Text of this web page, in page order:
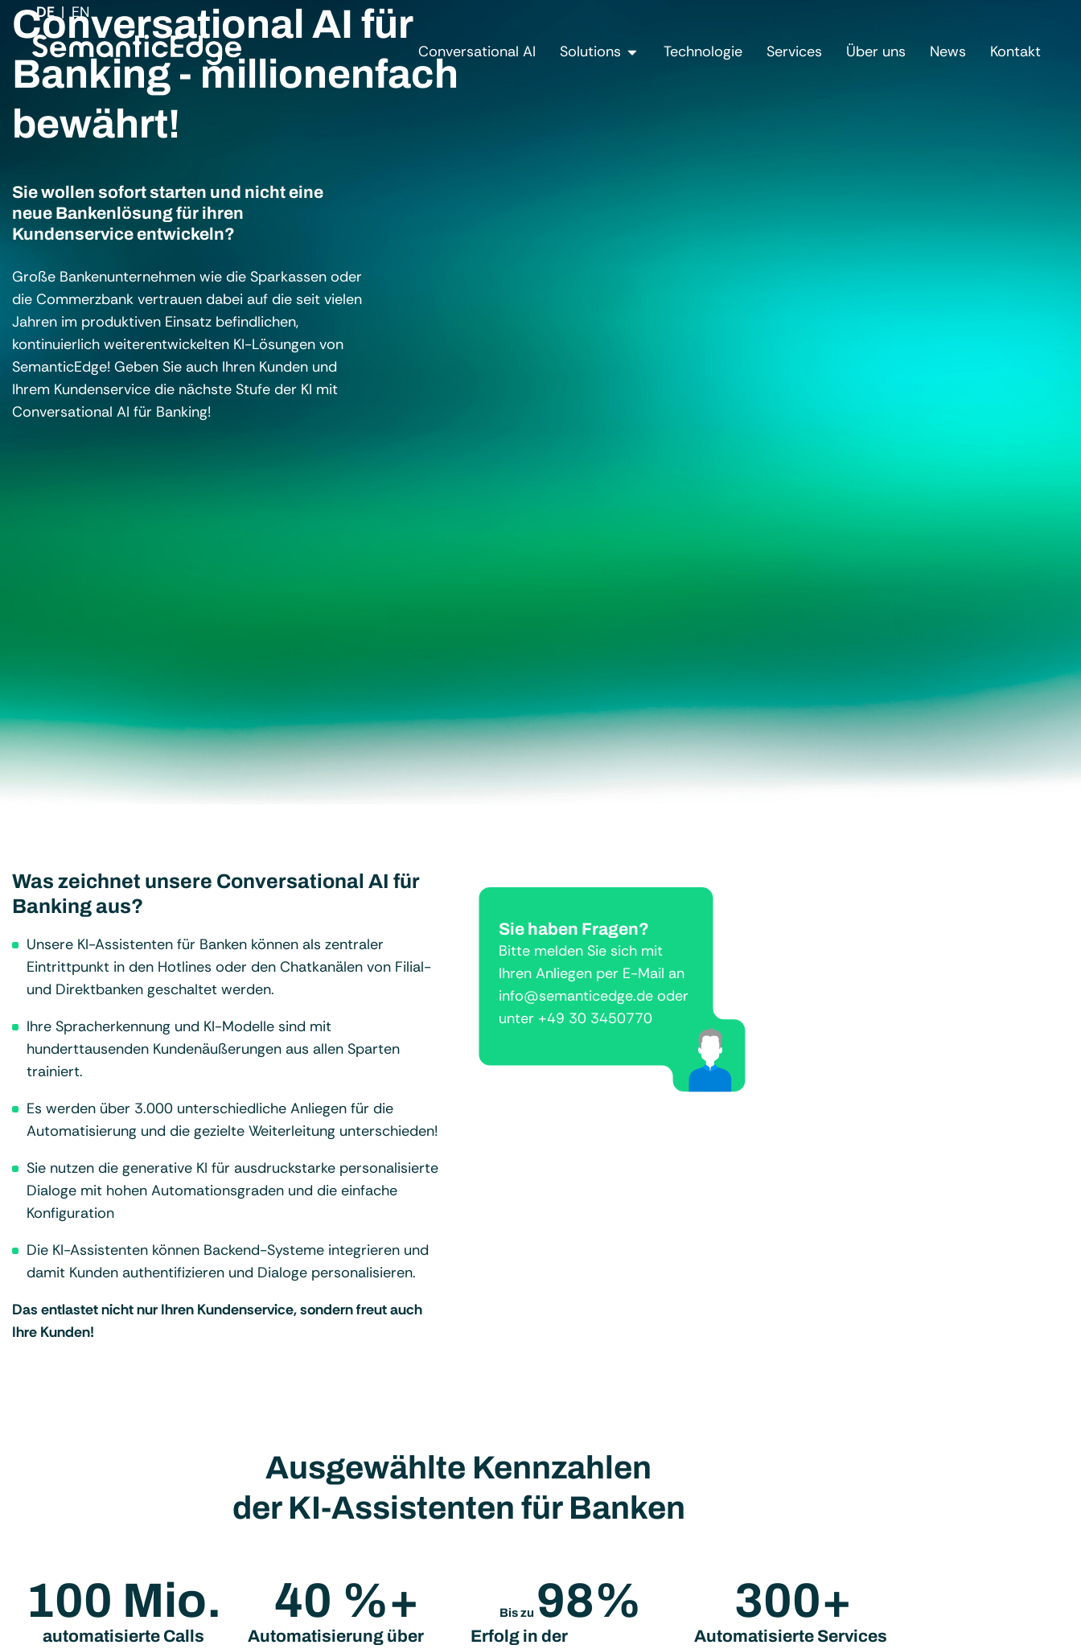
DE EN
Conversational AI Solutions Technologie Services Über uns News Kontakt
Conversational AI für
Banking - millionenfach
bewährt!
Sie wollen sofort starten und nicht eine
neue Bankenlösung für ihren
Kundenservice entwickeln?
Große Bankenunternehmen wie die Sparkassen oder
die Commerzbank vertrauen dabei auf die seit vielen
Jahren im produktiven Einsatz befindlichen,
kontinuierlich weiterentwickelten KI-Lösungen von
SemanticEdge! Geben Sie auch Ihren Kunden und
Ihrem Kundenservice die nächste Stufe der KI mit
Conversational AI für Banking!
Was zeichnet unsere Conversational AI für
Banking aus?
Unsere KI-Assistenten für Banken können als zentraler
Eintrittpunkt in den Hotlines oder den Chatkanälen von Filial-
und Direktbanken geschaltet werden.
Ihre Spracherkennung und KI-Modelle sind mit
hunderttausenden Kundenäußerungen aus allen Sparten
trainiert.
Es werden über 3.000 unterschiedliche Anliegen für die
Automatisierung und die gezielte Weiterleitung unterschieden!
Sie nutzen die generative KI für ausdruckstarke personalisierte
Dialoge mit hohen Automationsgraden und die einfache
Konfiguration
Die KI-Assistenten können Backend-Systeme integrieren und
damit Kunden authentifizieren und Dialoge personalisieren.
Das entlastet nicht nur Ihren Kundenservice, sondern freut auch
Ihre Kunden!
Sie haben Fragen?
Bitte melden Sie sich mit
Ihren Anliegen per E-Mail an
info@semanticedge.de oder
unter +49 30 3450770
Ausgewählte Kennzahlen
der KI-Assistenten für Banken
automatisierte Calls
100 Mio.
Automatisierung über
40 %+
Erfolg in der
Bis zu 98%
Automatisierte Services
300+